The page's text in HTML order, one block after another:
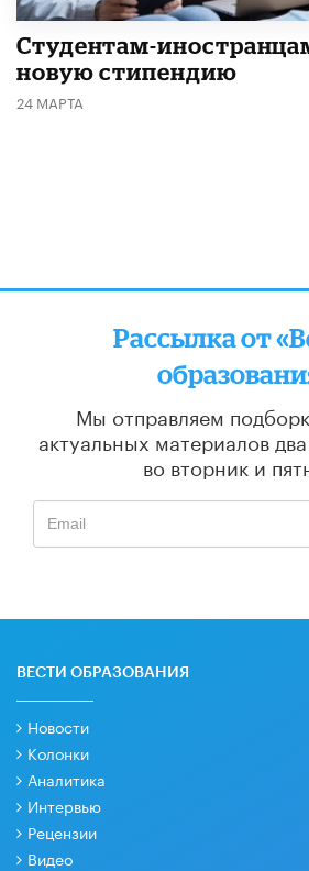
Студентам-
новую стипендию
24 МАРТА
Рассылка от
Мы отправляем
актуальных материалов
во вторник и
ВЕСТИ ОБРАЗОВАНИЯ
Новости
Колонки
Аналитика
Интервью
Рецензии
Видео